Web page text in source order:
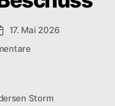
17. Mai 2026
zu
S2F3
Storm